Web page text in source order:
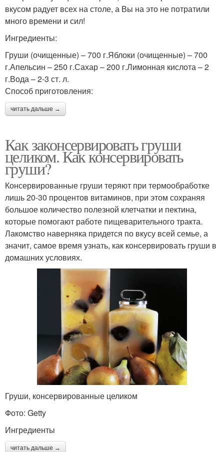
вкусом радует всех на столе, а Вы на это не потратили
много времени и сил!
Ингредиенты:
Груши (очищенные) – 700 г.Яблоки (очищенные) – 700
г.Апельсин – 250 г.Сахар – 200 г.Лимонная кислота – 2
г.Вода – 2-3 ст. л.
Способ приготовления:
читать дальше →
Как законсервировать груши
целиком. Как консервировать
груши?
Консервированные груши теряют при термообработке
лишь 20-30 процентов витаминов, при этом сохраняя
большое количество полезной клетчатки и пектина,
которые помогают работе пищеварительного тракта.
Лакомство наверняка придется по вкусу всей семье, а
значит, самое время узнать, как консервировать груши в
домашних условиях.
Груши, консервированные целиком
Фото: Getty
Ингредиенты
читать дальше →